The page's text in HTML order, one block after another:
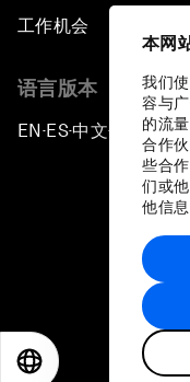
本网
我们
容与
的流
合作
些合
们或
他信息
工作机会
语言版本
EN ▪ES▪中文▪ 日本語